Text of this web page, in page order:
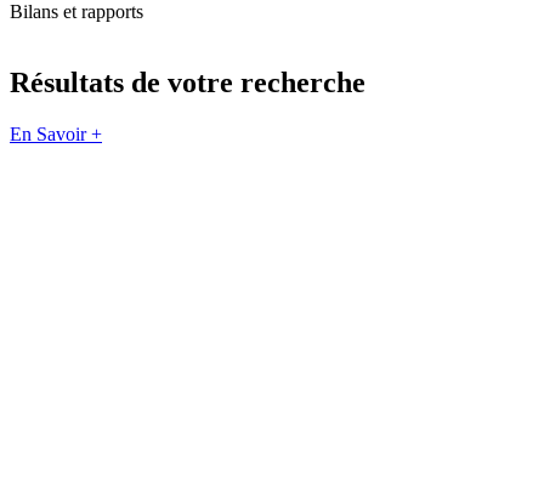
Bilans et rapports
Résultats de votre recherche
En Savoir +